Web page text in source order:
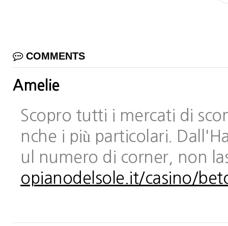
COMMENTS
Amelie
Scopro tutti i mercati di
nche i più particolari.
ul numero di corner, non
opianodelsole.it/casino/